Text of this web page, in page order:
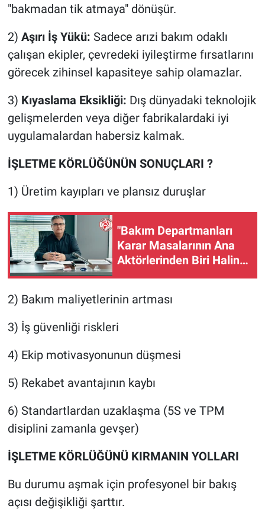
"bakmadan tik atmaya" dönüşür.
2) ​ Aşırı İş Yükü: Sadece arızi bakım odaklı
çalışan ekipler, çevredeki iyileştirme fırsatlarını
görecek zihinsel kapasiteye sahip olamazlar.
3) ​ Kıyaslama Eksikliği: Dış dünyadaki teknolojik
gelişmelerden veya diğer fabrikalardaki iyi
uygulamalardan habersiz kalmak.
İŞLETME KÖRLÜĞÜNÜN SONUÇLARI ?
1) Üretim kayıpları ve plansız duruşlar
"Bakım Departmanları
Karar Masalarının Ana
Aktörlerinden Biri Haline
Geldi"
2) Bakım maliyetlerinin artması
3) İş güvenliği riskleri
4) Ekip motivasyonunun düşmesi
5) Rekabet avantajının kaybı
6) Standartlardan uzaklaşma (5S ve TPM
disiplini zamanla gevşer)
İŞLETME KÖRLÜĞÜNÜ KIRMANIN YOLLARI
​Bu durumu aşmak için profesyonel bir bakış
açısı değişikliği şarttır.